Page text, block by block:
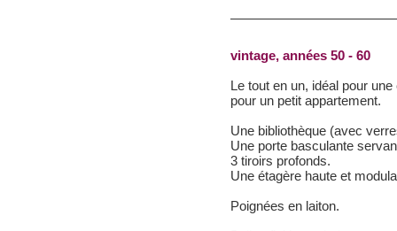
vintage, années 50 - 60
Le tout en un, idéal pour
pour un petit appartement.
Une bibliothèque (avec
Une porte basculante
3 tiroirs profonds.
Une étagère haute et
Poignées en laiton.